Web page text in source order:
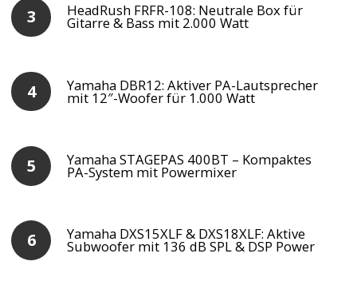
HeadRush FRFR-108: Neutrale Box für
Gitarre & Bass mit 2.000 Watt
Yamaha DBR12: Aktiver PA-Lautsprecher
mit 12″-Woofer für 1.000 Watt
Yamaha STAGEPAS 400BT – Kompaktes
PA-System mit Powermixer
Yamaha DXS15XLF & DXS18XLF: Aktive
Subwoofer mit 136 dB SPL & DSP Power